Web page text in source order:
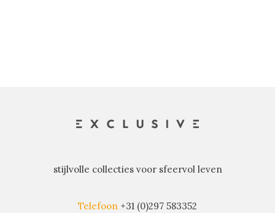
stijlvolle collecties voor sfeervol leven
Telefoon +31 (0)297 583352